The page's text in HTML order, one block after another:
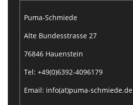
Puma-Schmiede
Alte Bundesstrasse 27
76846 Hauenstein
Tel: +49(0)6392-4096179
Email: info(at)puma-schmiede.de